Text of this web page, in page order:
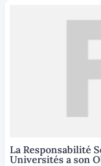
La Responsabilité
Universités a son